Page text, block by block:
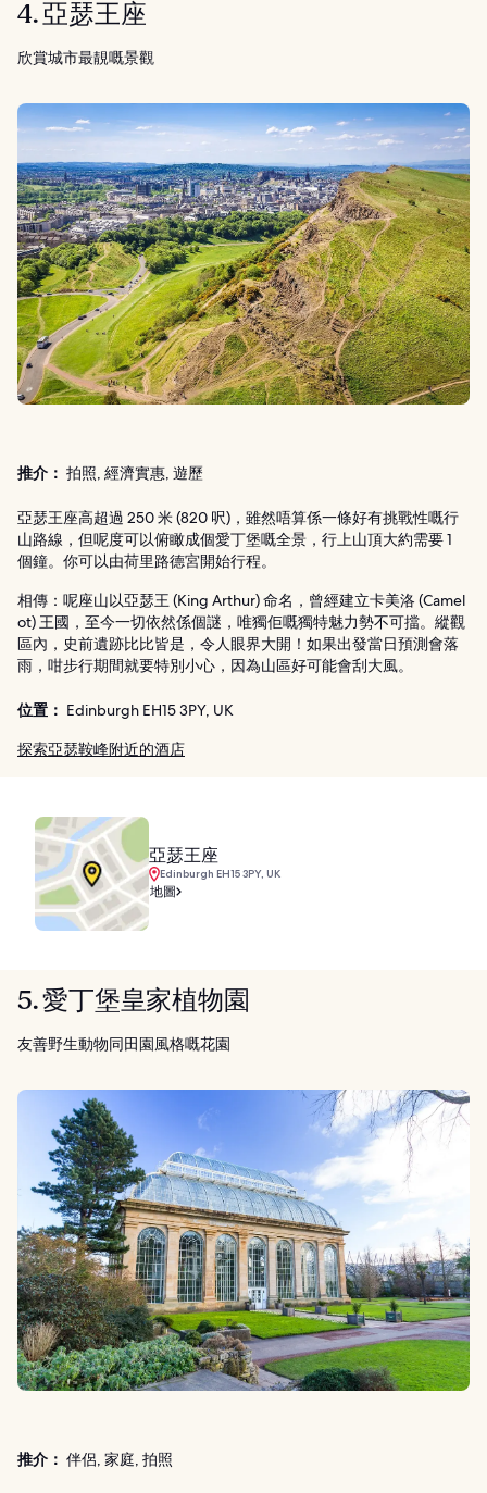
4. 亞瑟王座
欣賞城市最靚嘅景觀
推介： 拍照, 經濟實惠, 遊歷
亞瑟王座高超過 250 米 (820 呎)，雖然唔算係一條好有挑戰性嘅行
山路線，但呢度可以俯瞰成個愛丁堡嘅全景，行上山頂大約需要 1
個鐘。你可以由荷里路德宮開始行程。
相傳：呢座山以亞瑟王 (King Arthur) 命名，曾經建立卡美洛 (Camel
ot) 王國，至今一切依然係個謎，唯獨佢嘅獨特魅力勢不可擋。縱觀
區內，史前遺跡比比皆是，令人眼界大開！如果出發當日預測會落
雨，咁步行期間就要特別小心，因為山區好可能會刮大風。
位置： Edinburgh EH15 3PY, UK
探索亞瑟鞍峰附近的酒店
亞瑟王座
Edinburgh EH15 3PY, UK
地圖
5. 愛丁堡皇家植物園
友善野生動物同田園風格嘅花園
推介： 伴侶, 家庭, 拍照